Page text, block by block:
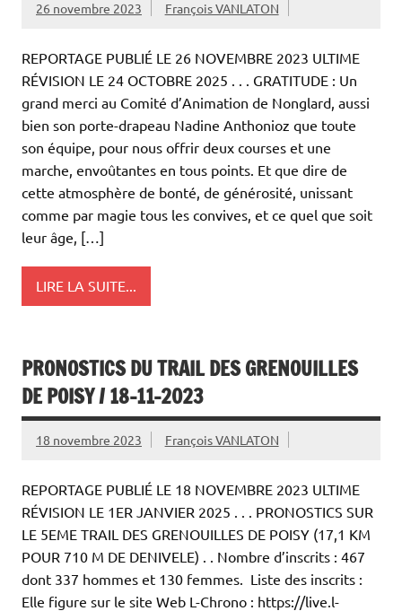
26 novembre 2023 François VANLATON
REPORTAGE PUBLIÉ LE 26 NOVEMBRE 2023 ULTIME
RÉVISION LE 24 OCTOBRE 2025 . . . GRATITUDE : Un
grand merci au Comité d’Animation de Nonglard, aussi
bien son porte-drapeau Nadine Anthonioz que toute
son équipe, pour nous offrir deux courses et une
marche, envoûtantes en tous points. Et que dire de
cette atmosphère de bonté, de générosité, unissant
comme par magie tous les convives, et ce quel que soit
leur âge, […]
LIRE LA SUITE...
PRONOSTICS DU TRAIL DES GRENOUILLES
DE POISY / 18-11-2023
18 novembre 2023 François VANLATON
REPORTAGE PUBLIÉ LE 18 NOVEMBRE 2023 ULTIME
RÉVISION LE 1ER JANVIER 2025 . . . PRONOSTICS SUR
LE 5EME TRAIL DES GRENOUILLES DE POISY (17,1 KM
POUR 710 M DE DENIVELE) . . Nombre d’inscrits : 467
dont 337 hommes et 130 femmes. Liste des inscrits :
Elle figure sur le site Web L-Chrono : https://live.l-